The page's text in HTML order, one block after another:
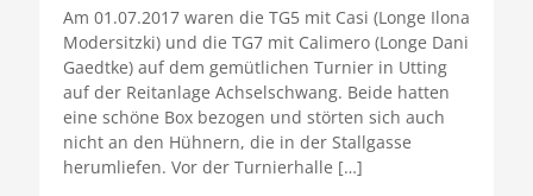
Am 01.07.2017 waren die TG5 mit Casi (Longe Ilona
Modersitzki) und die TG7 mit Calimero (Longe Dani
Gaedtke) auf dem gemütlichen Turnier in Utting
auf der Reitanlage Achselschwang. Beide hatten
eine schöne Box bezogen und störten sich auch
nicht an den Hühnern, die in der Stallgasse
herumliefen. Vor der Turnierhalle […]